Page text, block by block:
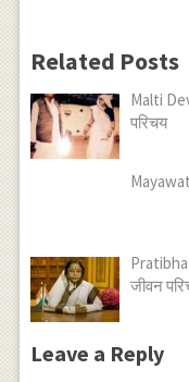
Related Posts
Malti
परिचय
Pratibha
जीवन
Leave a Reply